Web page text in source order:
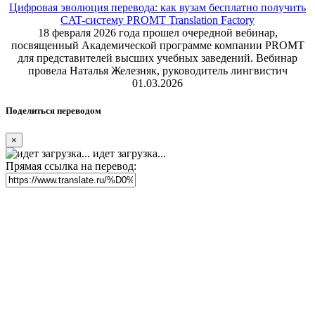
Цифровая эволюция перевода: как вузам бесплатно получить
CAT-систему PROMT Translation Factory
18 февраля 2026 года прошел очередной вебинар,
посвященный Академической программе компании PROMT
для представителей высших учебных заведений. Вебинар
провела Наталья Железняк, руководитель лингвистич
01.03.2026
Поделиться переводом
×
идет загрузка...
Прямая ссылка на перевод: